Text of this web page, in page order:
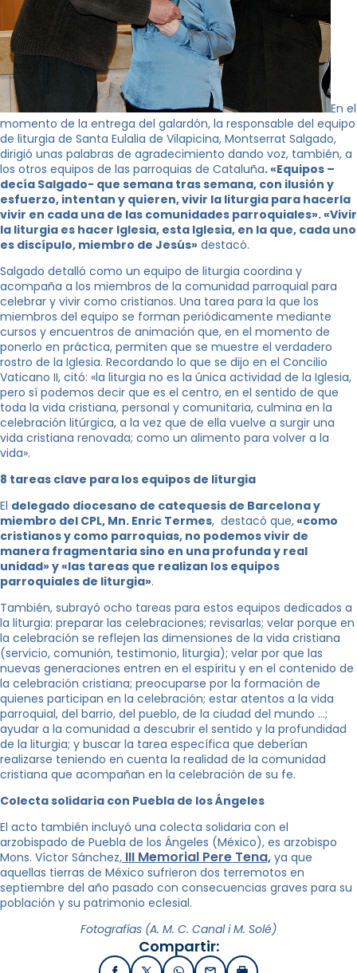
En el
momento de la entrega del galardón, la responsable del equipo
de liturgia de Santa Eulalia de Vilapicina, Montserrat Salgado,
dirigió unas palabras de agradecimiento dando voz, también, a
los otros equipos de las parroquias de Cataluña. «Equipos –
decía Salgado- que semana tras semana, con ilusión y
esfuerzo, intentan y quieren, vivir la liturgia para hacerla
vivir en cada una de las comunidades parroquiales». «Vivir
la liturgia es hacer Iglesia, esta Iglesia, en la que, cada uno
es discípulo, miembro de Jesús» destacó.
Salgado detalló como un equipo de liturgia coordina y
acompaña a los miembros de la comunidad parroquial para
celebrar y vivir como cristianos. Una tarea para la que los
miembros del equipo se forman periódicamente mediante
cursos y encuentros de animación que, en el momento de
ponerlo en práctica, permiten que se muestre el verdadero
rostro de la Iglesia. Recordando lo que se dijo en el Concilio
Vaticano II, citó: «la liturgia no es la única actividad de la Iglesia,
pero sí podemos decir que es el centro, en el sentido de que
toda la vida cristiana, personal y comunitaria, culmina en la
celebración litúrgica, a la vez que de ella vuelve a surgir una
vida cristiana renovada; como un alimento para volver a la
vida».
8 tareas clave para los equipos de liturgia
El delegado diocesano de catequesis de Barcelona y
miembro del CPL, Mn. Enric Termes, destacó que,«como
cristianos y como parroquias, no podemos vivir de
manera fragmentaria sino en una profunda y real
unidad» y «las tareas que realizan los equipos
parroquiales de liturgia».
También, subrayó ocho tareas para estos equipos dedicados a
la liturgia: preparar las celebraciones; revisarlas; velar porque en
la celebración se reflejen las dimensiones de la vida cristiana
(servicio, comunión, testimonio, liturgia); velar por que las
nuevas generaciones entren en el espíritu y en el contenido de
la celebración cristiana; preocuparse por la formación de
quienes participan en la celebración; estar atentos a la vida
parroquial, del barrio, del pueblo, de la ciudad del mundo …;
ayudar a la comunidad a descubrir el sentido y la profundidad
de la liturgia; y buscar la tarea específica que deberían
realizarse teniendo en cuenta la realidad de la comunidad
cristiana que acompañan en la celebración de su fe.
Colecta solidaria con Puebla de los Ángeles
El acto también incluyó una colecta solidaria con el
arzobispado de Puebla de los Ángeles (México), es arzobispo
Mons. Víctor Sánchez, III Memorial Pere Tena, ya que
aquellas tierras de México sufrieron dos terremotos en
septiembre del año pasado con consecuencias graves para su
población y su patrimonio eclesial.
Fotografías (A. M. C. Canal i M. Solé)
Compartir: